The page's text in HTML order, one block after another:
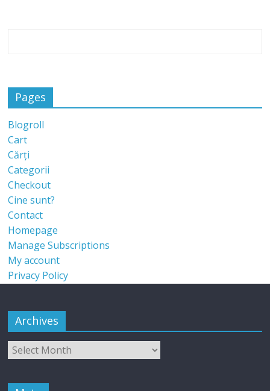
Pages
Blogroll
Cart
Cărți
Categorii
Checkout
Cine sunt?
Contact
Homepage
Manage Subscriptions
My account
Privacy Policy
Archives